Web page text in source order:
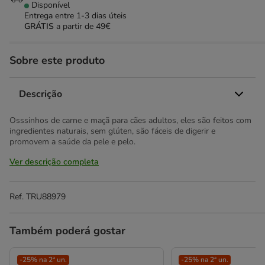
Disponível
Entrega entre 1-3 dias úteis
GRÁTIS a partir de 49€
Sobre este produto
Descrição
Osssinhos de carne e maçã para cães adultos, eles são feitos com
ingredientes naturais, sem glúten, são fáceis de digerir e
promovem a saúde da pele e pelo.
Ver descrição completa
Ref. TRU88979
Também poderá gostar
-25% na 2ª un. -25% na 2ª un.